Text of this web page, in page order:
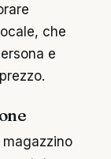
che
e